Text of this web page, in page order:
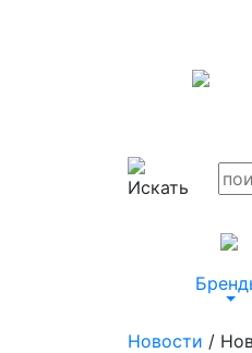
Новости /